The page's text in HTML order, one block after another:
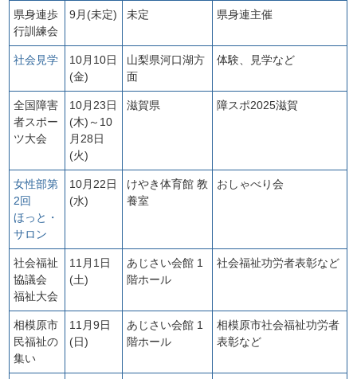
県身連歩
行訓練会
9月(未定) 未定 県身連主催
社会見学
10月10日
(金)
山梨県河口湖方
面
体験、見学など
全国障害
者スポー
ツ大会
10月23日
(木)～10
月28日
(火)
滋賀県 障スポ2025滋賀
女性部第
2回
ほっと・
サロン
10月22日
(水)
けやき体育館 教
養室
おしゃべり会
社会福祉
協議会
福祉大会
11月1日
(土)
あじさい会館 1
階ホール
社会福祉功労者表彰など
相模原市
民福祉の
集い
11月9日
(日)
あじさい会館 1
階ホール
相模原市社会福祉功労者
表彰など